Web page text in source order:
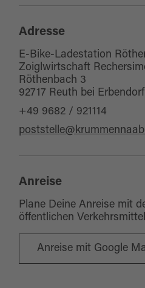
Adresse
E-Bike-Ladestation
Zoiglwirtschaft
Röthenbach 3
92717 Reuth bei Erbendorf
+49 9682 / 921114
Anreise
Plane Deine Anreise mit
öffentlichen
Anreise mit Google